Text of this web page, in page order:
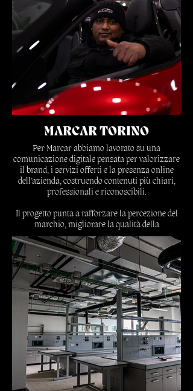
MARCAR TORINO
Per Marcar abbiamo lavorato su una
comunicazione digitale pensata per valorizzare
il brand, i servizi offerti e la presenza online
dell’azienda, costruendo contenuti più chiari,
professionali e riconoscibili.
Il progetto punta a rafforzare la percezione del
marchio, migliorare la qualità della
comunicazione e rendere più immediato il
collegamento tra identità aziendale, servizi e
pubblico di riferimento.
Scopri di più